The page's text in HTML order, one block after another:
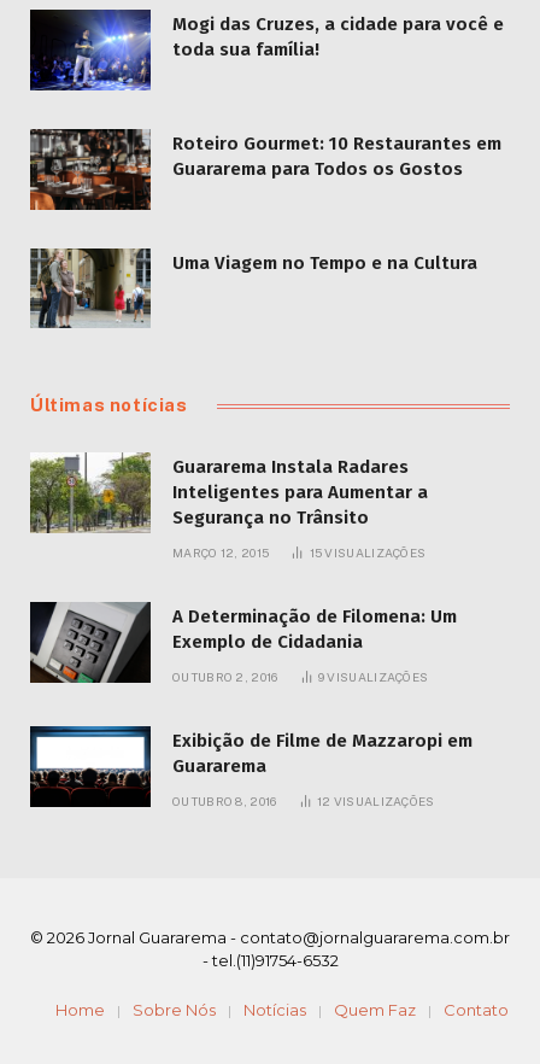
Mogi das Cruzes, a cidade para você e
toda sua família!
Roteiro Gourmet: 10 Restaurantes em
Guararema para Todos os Gostos
Uma Viagem no Tempo e na Cultura
Últimas notícias
Guararema Instala Radares
Inteligentes para Aumentar a
Segurança no Trânsito
MARÇO 12, 2015 15VISUALIZAÇÕES
A Determinação de Filomena: Um
Exemplo de Cidadania
OUTUBRO 2, 2016 9VISUALIZAÇÕES
Exibição de Filme de Mazzaropi em
Guararema
OUTUBRO 8, 2016 12 VISUALIZAÇÕES
© 2026 Jornal Guararema - contato@jornalguararema.com.br
- tel.(11)91754-6532
Home Sobre Nós Notícias Quem Faz Contato